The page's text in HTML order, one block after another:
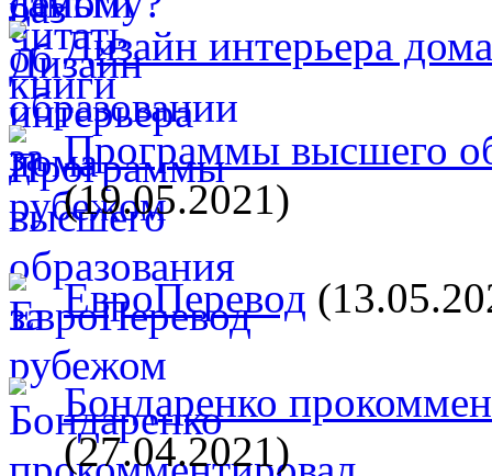
Дизайн интерьера дома
Программы высшего
(19.05.2021)
ЕвроПеревод
Бондаренко
(27.04.2021)